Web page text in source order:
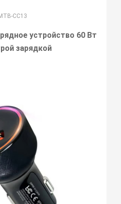
CC13
устройство 60 Вт
зарядкой